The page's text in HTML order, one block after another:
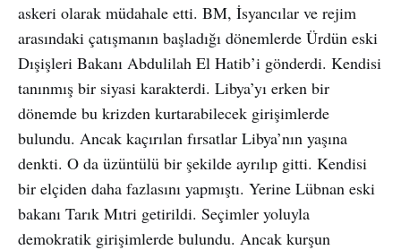
askeri olarak müdahale etti. BM, İsyancılar ve rejim
arasındaki çatışmanın başladığı dönemlerde Ürdün eski
Dışişleri Bakanı Abdulilah El Hatib’i gönderdi. Kendisi
tanınmış bir siyasi karakterdi. Libya’yı erken bir
dönemde bu krizden kurtarabilecek girişimlerde
bulundu. Ancak kaçırılan fırsatlar Libya’nın yaşına
denkti. O da üzüntülü bir şekilde ayrılıp gitti. Kendisi
bir elçiden daha fazlasını yapmıştı. Yerine Lübnan eski
bakanı Tarık Mıtri getirildi. Seçimler yoluyla
demokratik girişimlerde bulundu. Ancak kurşun